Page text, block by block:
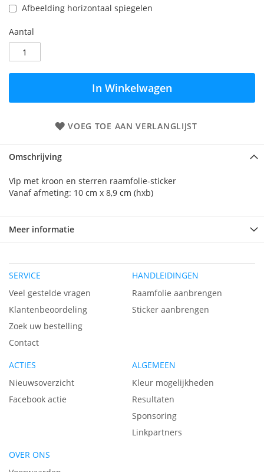
Afbeelding horizontaal spiegelen
Aantal
In Winkelwagen
VOEG TOE AAN VERLANGLIJST
Omschrijving
Vip met kroon en sterren raamfolie-sticker
Vanaf afmeting: 10 cm x 8,9 cm (hxb)
Meer informatie
SERVICE
Veel gestelde vragen
Klantenbeoordeling
Zoek uw bestelling
Contact
HANDLEIDINGEN
Raamfolie aanbrengen
Sticker aanbrengen
ACTIES
Nieuwsoverzicht
Facebook actie
ALGEMEEN
Kleur mogelijkheden
Resultaten
Sponsoring
Linkpartners
OVER ONS